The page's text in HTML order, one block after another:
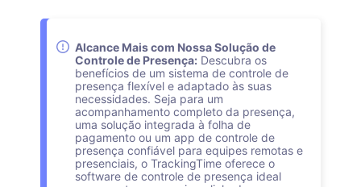
Alcance Mais com Nossa Solução de
Controle de Presença: Descubra os
benefícios de um sistema de controle de
presença flexível e adaptado às suas
necessidades. Seja para um
acompanhamento completo da presença,
uma solução integrada à folha de
pagamento ou um app de controle de
presença confiável para equipes remotas e
presenciais, o TrackingTime oferece o
software de controle de presença ideal